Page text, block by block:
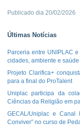
Publicado dia 20/02/2026
Últimas Notícias
Parceria entre UNIPLAC
cidades, ambiente e
Projeto Clarifica+
para a final do ProTalent
Uniplac participa da
Ciências da Religião em
GECAL/Uniplac e Canal
Conviver” no curso de